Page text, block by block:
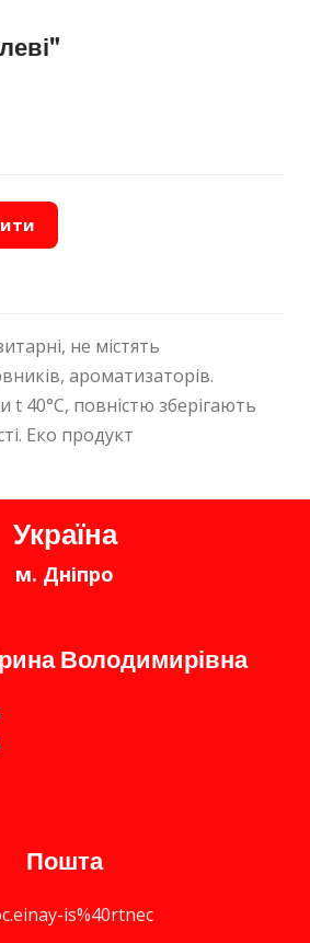
не містять
ароматизаторів.
t 40°С, повністю зберігають
Еко продукт
Україна
м. Дніпро
Володимирівна
Пошта
is%40rtnec